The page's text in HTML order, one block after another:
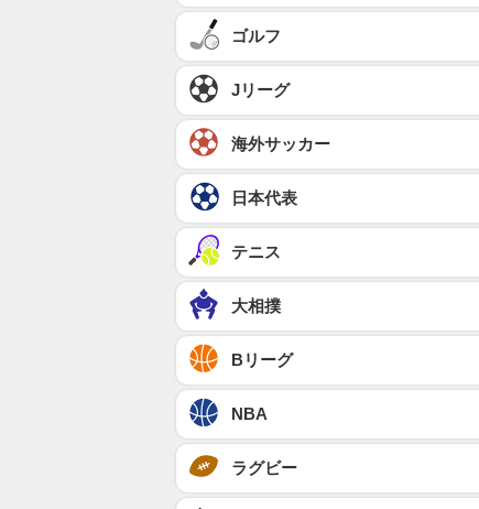
ゴルフ
Jリーグ
海外サッカー
日本代表
テニス
大相撲
Bリーグ
NBA
ラグビー